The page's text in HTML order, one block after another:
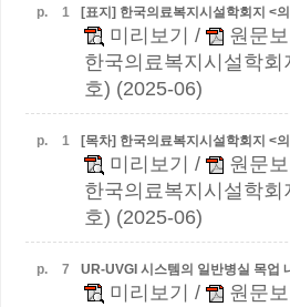
p. 1 [표지] 한국의료복지시설학회지 <
미리보기 / 원문보
한국의료복지시설학
호) (2025-06)
p. 1 [목차] 한국의료복지시설학회지 <
미리보기 / 원문보
한국의료복지시설학
호) (2025-06)
p. 7 UR-UVGI 시스템의 일반병실 목업
미리보기 / 원문보